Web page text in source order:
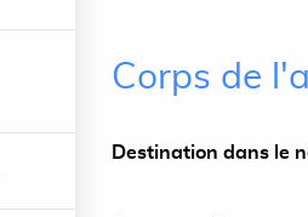
Corps de
Destination dans le